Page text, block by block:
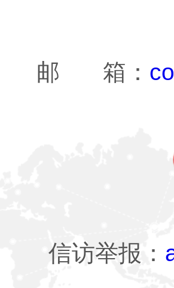
邮 箱：
信访举报：